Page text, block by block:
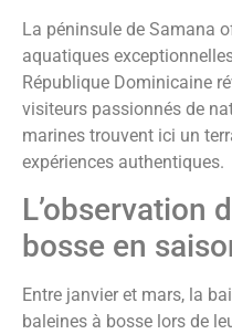
La péninsule de Samana
aquatiques
République Dominicaine
visiteurs passionnés de
marines trouvent ici un
expériences authentiques.
L’observation
bosse en
Entre janvier et mars, la
baleines à bosse lors de